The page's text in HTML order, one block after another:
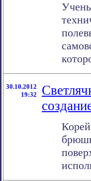
30.10.2012
19:32